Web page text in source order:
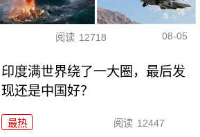
阅读 12718 08-05
印度满世界绕了一大圈，最后发
现还是中国好？
最热 阅读 12447